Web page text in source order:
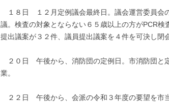
１８日 １２月定例議会最終日。議会運営委員会
議。検査の対象とならない６５歳以上の方がPCR
提出議案が３２件、議員提出議案を４件を可決し閉
２０日 午後から、消防団の定例日。市消防団と
業。
２２日 午後から、会派の令和３年度の要望を市当